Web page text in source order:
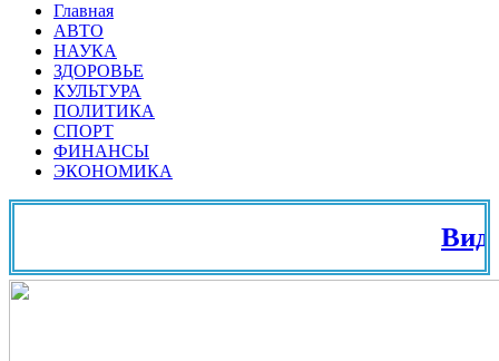
Главная
АВТО
НАУКА
ЗДОРОВЬЕ
КУЛЬТУРА
ПОЛИТИКА
СПОРТ
ФИНАНСЫ
ЭКОНОМИКА
Вид на